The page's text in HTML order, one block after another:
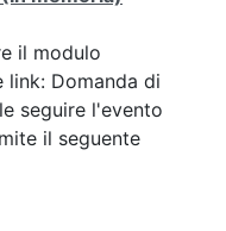
il modulo
link: Domanda di
seguire l'evento
il seguente